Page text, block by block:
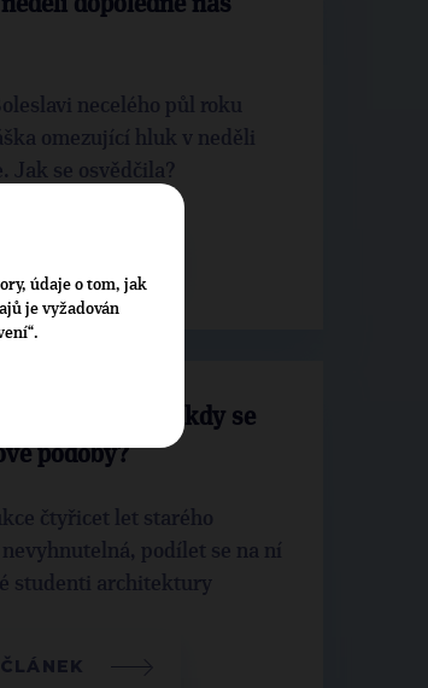
dopoledne nás
necelého půl roku
omezující hluk v neděli
Jak se osvědčila?
v Boleslavi: kdy se
podoby?
čtyřicet let starého
podílet se na ní
studenti architektury
údaje o tom, jak
je vyžadován